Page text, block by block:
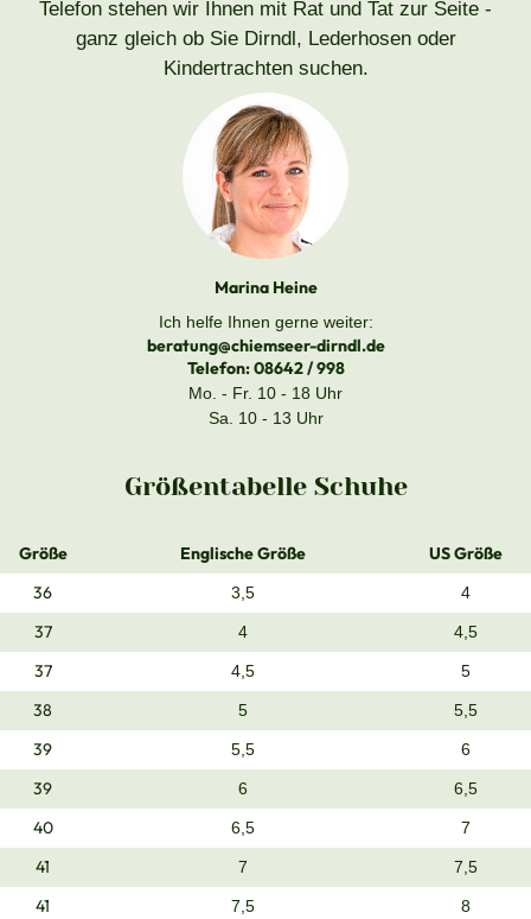
Telefon stehen wir Ihnen mit Rat und Tat zur Seite -
ganz gleich ob Sie Dirndl, Lederhosen oder
Kindertrachten suchen.
Marina Heine
Ich helfe Ihnen gerne weiter:
beratung@chiemseer-dirndl.de
Telefon:08642 / 998
Mo. - Fr. 10 - 18 Uhr
Sa. 10 - 13 Uhr
Größentabelle Schuhe
Größe Englische Größe
US Größe
36
3,5 4
37 4 4,5
37 4,5 5
38 5 5,5
39 5,5 6
39 6 6,5
40 6,5 7
41 7 7,5
41 7,5 8